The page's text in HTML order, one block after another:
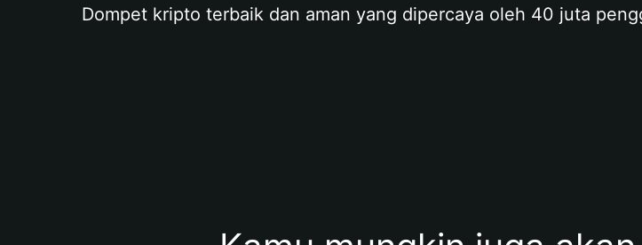
Dompet kripto terbaik dan aman yang dipercaya oleh 40 juta